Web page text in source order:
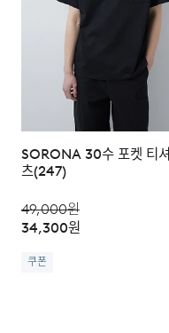
SORONA 30수 포켓 티셔
츠(247)
49,000원
34,300원
쿠폰